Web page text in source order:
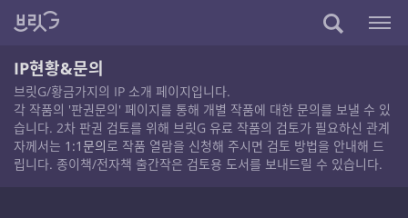
IP현황&문의
브릿G/황금가지의 IP 소개 페이지입니다.
각 작품의 '판권문의' 페이지를 통해 개별 작품에 대한 문의를 보낼 수 있
습니다. 2차 판권 검토를 위해 브릿G 유료 작품의 검토가 필요하신 관계
자께서는 1:1문의로 작품 열람을 신청해 주시면 검토 방법을 안내해 드
립니다. 종이책/전자책 출간작은 검토용 도서를 보내드릴 수 있습니다.